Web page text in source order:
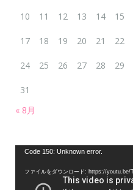
10 11 12 13 14 15
17 18 19 20 21 22
24 25 26 27 28 29
31
« 8月
Code 150: Unknown error.
ファイルをダウンロード: https://youtu.be/